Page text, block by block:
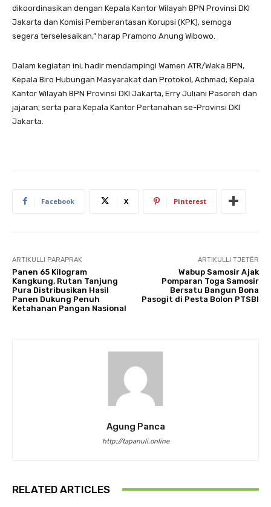
dikoordinasikan dengan Kepala Kantor Wilayah BPN Provinsi DKI
Jakarta dan Komisi Pemberantasan Korupsi (KPK), semoga
segera terselesaikan,” harap Pramono Anung Wibowo.
Dalam kegiatan ini, hadir mendampingi Wamen ATR/Waka BPN,
Kepala Biro Hubungan Masyarakat dan Protokol, Achmad; Kepala
Kantor Wilayah BPN Provinsi DKI Jakarta, Erry Juliani Pasoreh dan
jajaran; serta para Kepala Kantor Pertanahan se-Provinsi DKI
Jakarta.
Facebook X Pinterest
ARTIKULLI PARAPRAK
Panen 65 Kilogram
Kangkung, Rutan Tanjung
Pura Distribusikan Hasil
Panen Dukung Penuh
Ketahanan Pangan Nasional
ARTIKULLI TJETËR
Wabup Samosir Ajak
Pomparan Toga Samosir
Bersatu Bangun Bona
Pasogit di Pesta Bolon PTSBI
Agung Panca
http://tapanuli.online
RELATED ARTICLES